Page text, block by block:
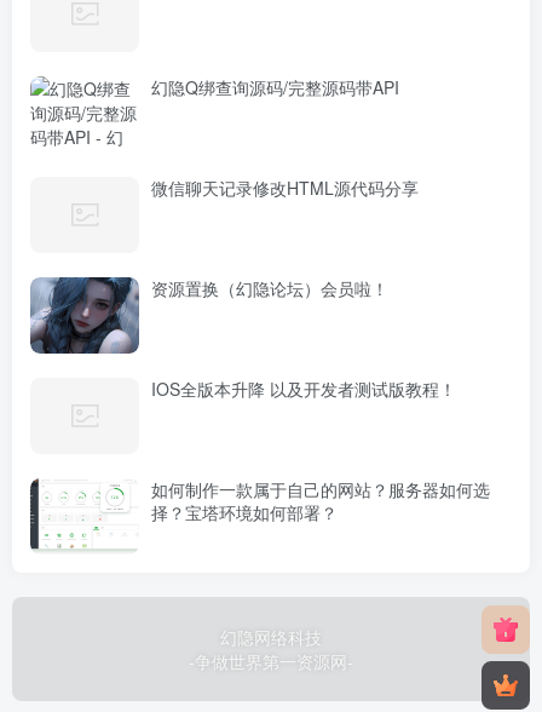
幻隐Q绑查询源码/完整源码带API
微信聊天记录修改HTML源代码分享
资源置换（幻隐论坛）会员啦！
IOS全版本升降 以及开发者测试版教程！
如何制作一款属于自己的网站？服务器如何选
择？宝塔环境如何部署？
幻隐网络科技
-争做世界第一资源网-